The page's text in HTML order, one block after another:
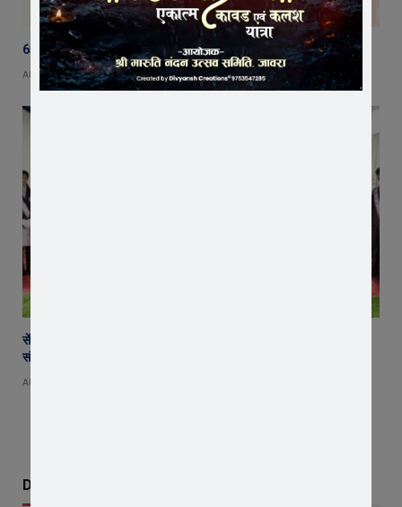
65 हजार रुपए भाड़ा न देने का आरोप, ट्रक चालक ने एसडीएम को सौंपा ज्ञापन
AUGUST 5, 2026
सेंट पॉल्स कॉन्वेंट स्कूल में छात्र परिषद का शपथ ग्रहण समारोह गरिमामय माहौल में
संपन्न
AUGUST 5, 2026
Don't Miss